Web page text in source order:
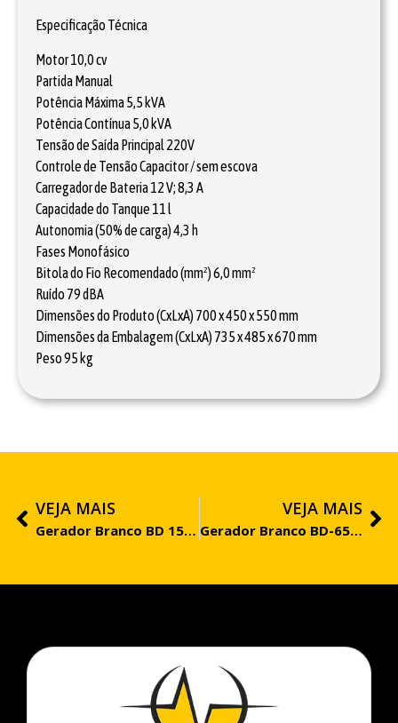
Especificação Técnica
Motor 10,0 cv
Partida Manual
Potência Máxima 5,5 kVA
Potência Contínua 5,0 kVA
Tensão de Saída Principal 220V
Controle de Tensão Capacitor / sem escova
Carregador de Bateria 12 V; 8,3 A
Capacidade do Tanque 11 l
Autonomia (50% de carga) 4,3 h
Fases Monofásico
Bitola do Fio Recomendado (mm²) 6,0 mm²
Ruído 79 dBA
Dimensões do Produto (CxLxA) 700 x 450 x 550 mm
Dimensões da Embalagem (CxLxA) 735 x 485 x 670 mm
Peso 95 kg
VEJA MAIS
Gerador Branco BD 15000 E3 G2 380V
VEJA MAIS
Gerador Branco BD-6500 E3 220V